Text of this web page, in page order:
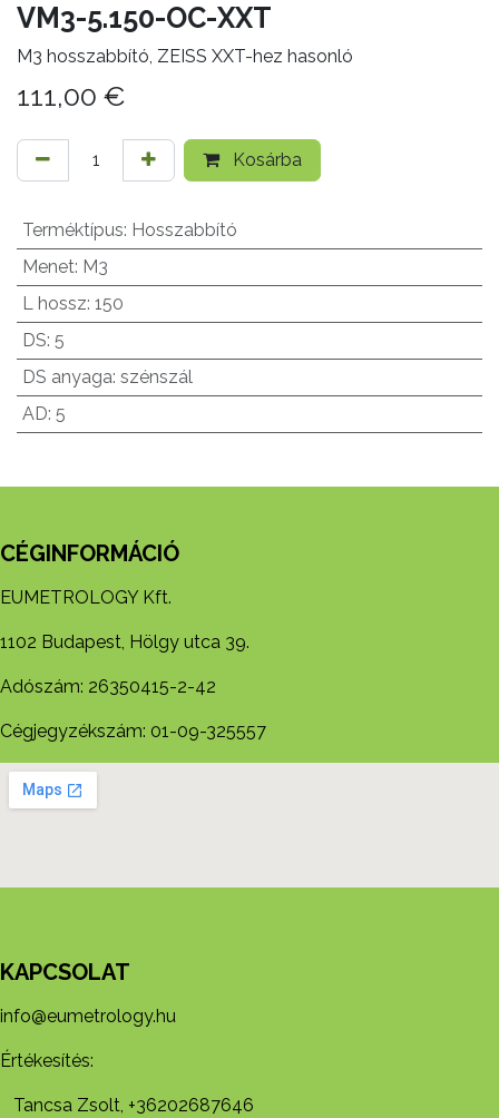
VM3-5.150-OC-XXT
M3 hosszabbító, ZEISS XXT-hez hasonló
111,00 €
Kosárba
Terméktípus: Hosszabbító
Menet: M3
L hossz: 150
DS: 5
DS anyaga: szénszál
AD: 5
CÉGINFORMÁCIÓ
EUMETROLOGY Kft.
1102 Budapest, Hölgy utca 39.
Adószám: 26350415-2-42
Cégjegyzékszám: 01-09-325557
KAPCSOLAT
info@eumetrology.hu
Értékesítés:
Tancsa Zsolt, +36202687646